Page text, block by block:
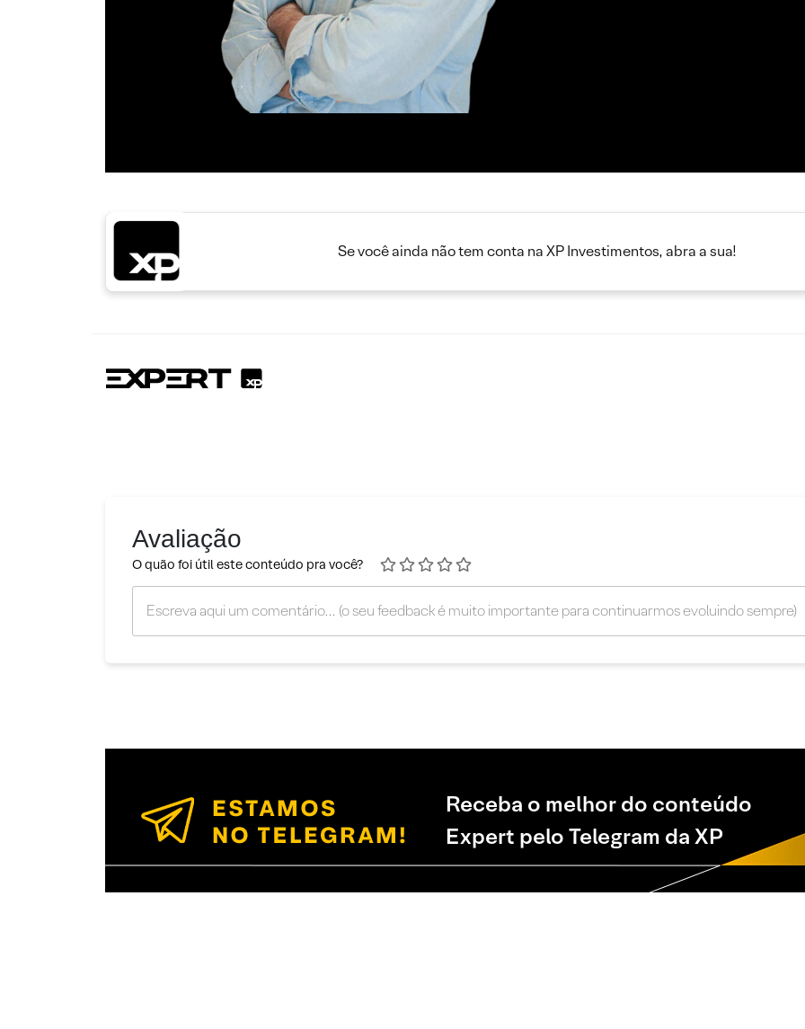
Se você ainda não tem conta na XP Investimentos, abra a sua!
Avaliação
O quão foi útil este conteúdo pra você?
Receba o melhor do conteúdo
Expert pelo Telegram da XP